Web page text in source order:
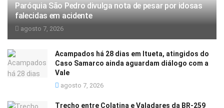
Paróquia São Pedro divulga nota de pesar por idosas
falecidas em acidente
agosto 7, 2026
Acampados há 28 dias em Itueta, atingidos do
Caso Samarco ainda aguardam diálogo com a
Vale
agosto 7, 2026
Trecho entre Colatina e Valadares da BR-259